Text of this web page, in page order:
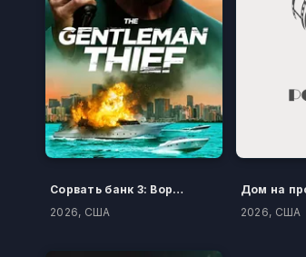
Сорвать банк 3: Вор-джентльмен
2026, США
2026, США